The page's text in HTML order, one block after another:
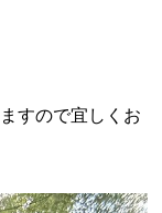
すので宜しくお